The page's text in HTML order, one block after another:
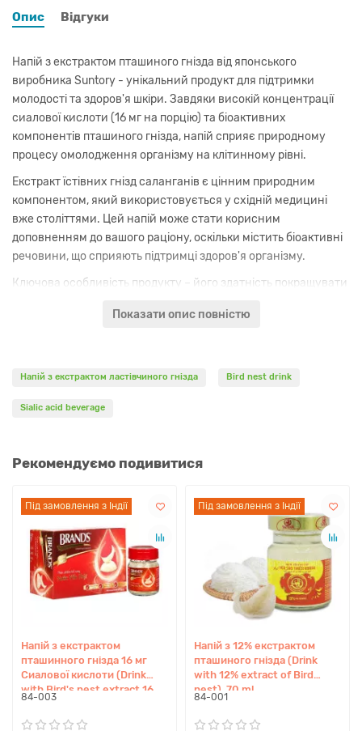
Опис Відгуки
Напій з екстрактом пташиного гнізда від японського
виробника Suntory - унікальний продукт для підтримки
молодості та здоров'я шкіри. Завдяки високій концентрації
сиалової кислоти (16 мг на порцію) та біоактивних
компонентів пташиного гнізда, напій сприяє природному
процесу омолодження організму на клітинному рівні.
Екстракт їстівних гнізд саланганів є цінним природним
компонентом, який використовується у східній медицині
вже століттями. Цей напій може стати корисним
доповненням до вашого раціону, оскільки містить біоактивні
речовини, що сприяють підтримці здоров'я організму.
Ключова особливість продукту – його здатність покращувати
Захисту клітин від окисного стресу
Виробництво за японськими технологіями Suntory гарантує
організмом.
Склад
Collocalia spp. nest extract (0.9g/100мл - 16 mg Sialic acid)
Saccharum officinarum
Aqua
1 банка 1 раз на добу. Перед вживанням добре струсити.
Для кращого засвоєння рекомендується вживати в
першій половині дня або згідно рекомендацій косметолога
чи нутріціолога.
Показати опис повністю
Напій з екстрактом ластівчиного гнізда Bird nest drink
Sialic acid beverage
Рекомендуємо подивитися
Під замовлення з Індії
Під замовлення з Індії
Напій з екстрактом
пташинного гнізда 16 мг
Сиалової кислоти (Drink
with Bird's nest extract 16
mg of Sialic acid), 6x42 мл
84-003
Під замовлення з Індії
Під замовлення з Індії
Напій з 12% екстрактом
пташиного гнізда (Drink
with 12% extract of Bird
nest), 70 ml
84-001